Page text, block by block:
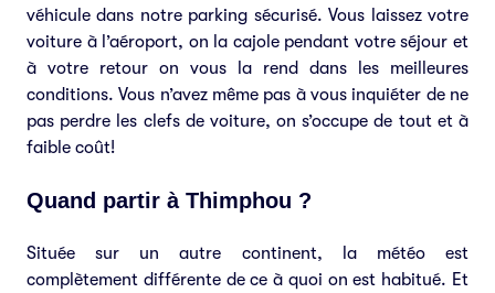
véhicule dans notre parking sécurisé. Vous laissez votre
voiture à l’aéroport, on la cajole pendant votre séjour et
à votre retour on vous la rend dans les meilleures
conditions. Vous n’avez même pas à vous inquiéter de ne
pas perdre les clefs de voiture, on s’occupe de tout et à
faible coût!
Quand partir à Thimphou ?
Située sur un autre continent, la météo est
complètement différente de ce à quoi on est habitué. Et